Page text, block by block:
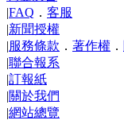
|FAQ ． 客服
|新聞授權
|服務條款 ． 著作權 ．
|聯合報系
|訂報紙
|關於我們
|網站總覽